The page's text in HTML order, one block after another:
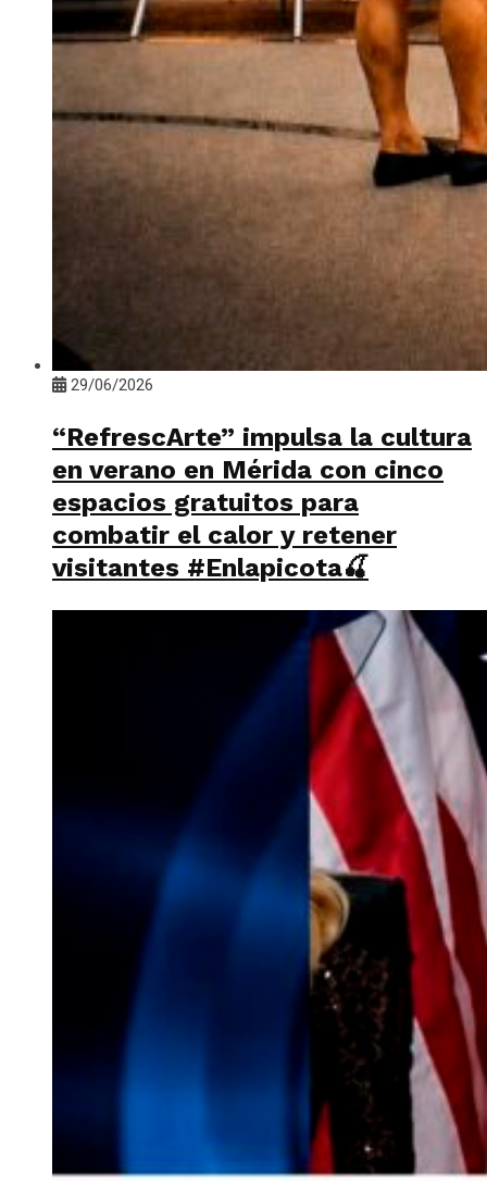
29/06/2026
“RefrescArte” impulsa la cultura
en verano en Mérida con cinco
espacios gratuitos para
combatir el calor y retener
visitantes #Enlapicota🍒